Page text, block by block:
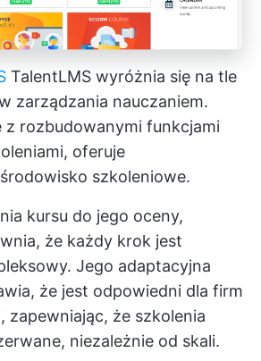
TalentLMS wyróżnia się na tle
zarządzania nauczaniem.
rozbudowanymi funkcjami
oferuje
szkoleniowe.
kursu do jego oceny,
że każdy krok jest
Jego adaptacyjna
że jest odpowiedni dla firm
zapewniając, że szkolenia
niezależnie od skali.